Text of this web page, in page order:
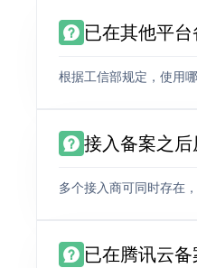
已在其他平
根据工信部规定，使用
接入备案之后
多个接入商可同时存在
已在腾讯云